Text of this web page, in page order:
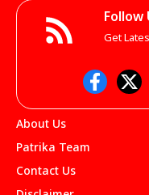
Follow
Get
About Us
Patrika Team
Contact Us